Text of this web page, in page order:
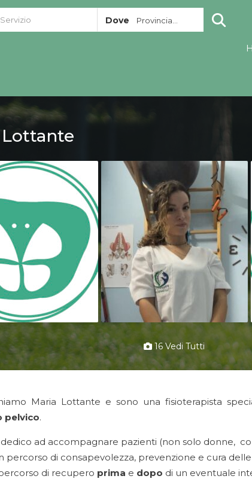
Dove Provincia...
16 Vedi Tutti
Maria Lottante e sono una fisioterapista
pelvico.
ad accompagnare pazienti (non solo donne,
percorso di consapevolezza, prevenzione e cura delle
di recupero prima e dopo di un eventuale